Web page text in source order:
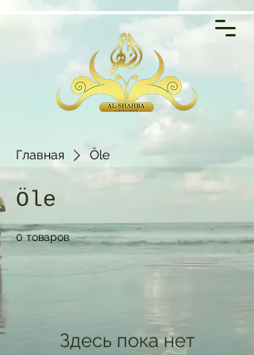
Главная Öle
Öle
0 товаров
Здесь пока нет